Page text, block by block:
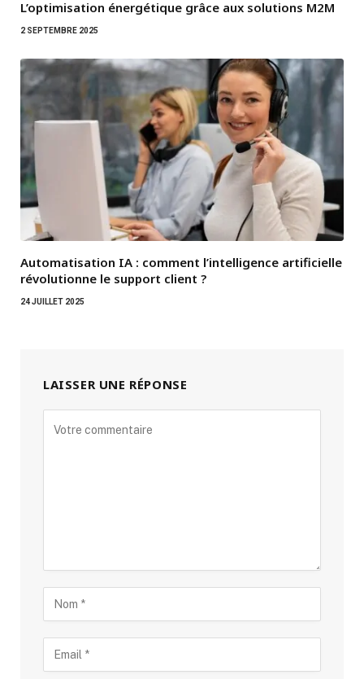
L’optimisation énergétique grâce aux solutions M2M
2 SEPTEMBRE 2025
Automatisation IA : comment l’intelligence artificielle
révolutionne le support client ?
24 JUILLET 2025
LAISSER UNE RÉPONSE